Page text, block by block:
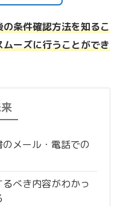
の条件確認方法を知るこ
ーズに行うことができ
メール・電話での
べき内容がわかっ